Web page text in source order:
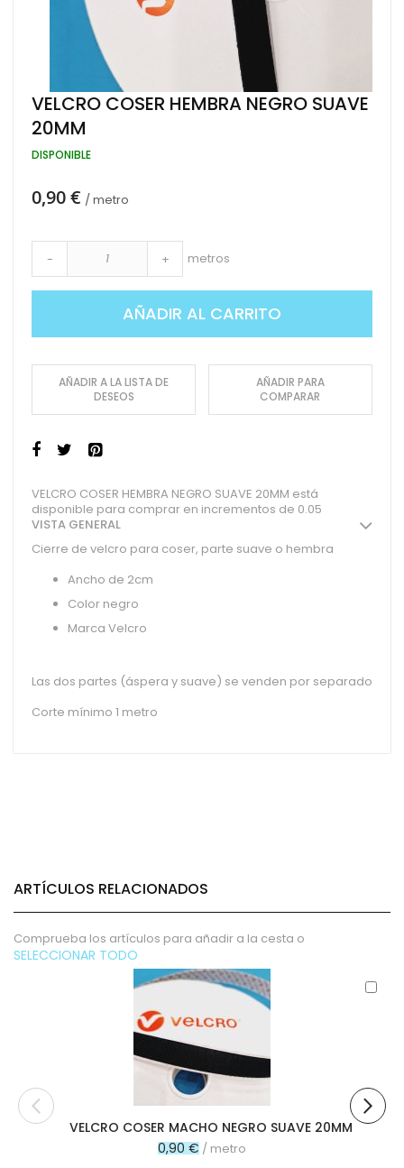
Saltar
al
comienzo
la
de
imágenes
VELCRO COSER HEMBRA NEGRO SUAVE
20MM
DISPONIBLE
0,90 € / metro
- + metros
AÑADIR AL CARRITO
AÑADIR A LA LISTA DE
DESEOS
AÑADIR PARA
COMPARAR
VELCRO COSER HEMBRA NEGRO SUAVE 20MM está
disponible para comprar en incrementos de 0.05
VISTA GENERAL
Cierre de velcro para coser, parte suave o hembra
Ancho de 2cm
Color negro
Marca Velcro
Las dos partes (áspera y suave) se venden por separado
Corte mínimo 1 metro
ARTÍCULOS RELACIONADOS
Comprueba los artículos para añadir a la cesta o
SELECCIONAR TODO
VELCRO COSER MACHO NEGRO SUAVE 20MM
0,90 € / metro